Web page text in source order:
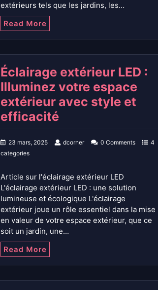
extérieurs tels que les jardins, les…
Read More
Éclairage extérieur LED :
Illuminez votre espace
extérieur avec style et
efficacité
23 mars, 2025 dcorner 0 Comments
4
categories
Article sur l'éclairage extérieur LED
L'éclairage extérieur LED : une solution
lumineuse et écologique L'éclairage
extérieur joue un rôle essentiel dans la mise
en valeur de votre espace extérieur, que ce
soit un jardin, une…
Read More